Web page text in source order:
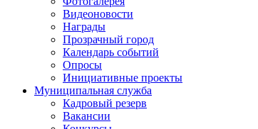
Видеоновости
Награды
Прозрачный город
Календарь событий
Опросы
Инициативные проекты
Муниципальная служба
Кадровый резерв
Вакансии